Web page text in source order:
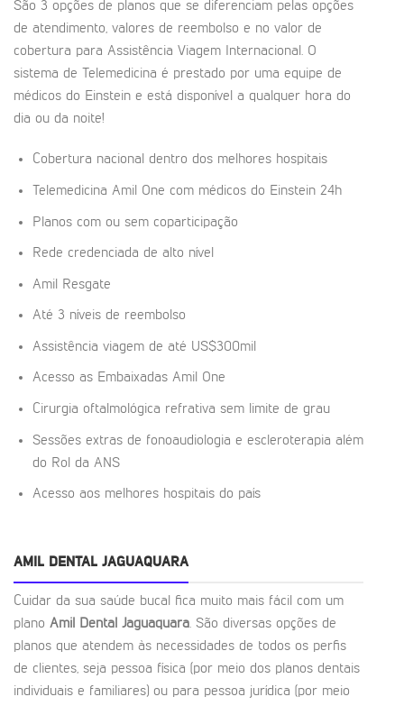
São 3 opções de planos que se diferenciam pelas opções
de atendimento, valores de reembolso e no valor de
cobertura para Assistência Viagem Internacional. O
sistema de Telemedicina é prestado por uma equipe de
médicos do Einstein e está disponível a qualquer hora do
dia ou da noite!
Cobertura nacional dentro dos melhores hospitais
Telemedicina Amil One com médicos do Einstein 24h
Planos com ou sem coparticipação
Rede credenciada de alto nível
Amil Resgate
Até 3 níveis de reembolso
Assistência viagem de até US$300mil
Acesso as Embaixadas Amil One
Cirurgia oftalmológica refrativa sem limite de grau
Sessões extras de fonoaudiologia e escleroterapia além
do Rol da ANS
Acesso aos melhores hospitais do país
AMIL DENTAL JAGUAQUARA
Cuidar da sua saúde bucal fica muito mais fácil com um
plano Amil Dental Jaguaquara. São diversas opções de
planos que atendem às necessidades de todos os perfis
de clientes, seja pessoa física (por meio dos planos dentais
individuais e familiares) ou para pessoa jurídica (por meio